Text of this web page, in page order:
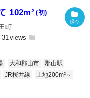
102m² (初)
町
31
大和郡山市
郡山駅
JR桜井線
土地200m²～